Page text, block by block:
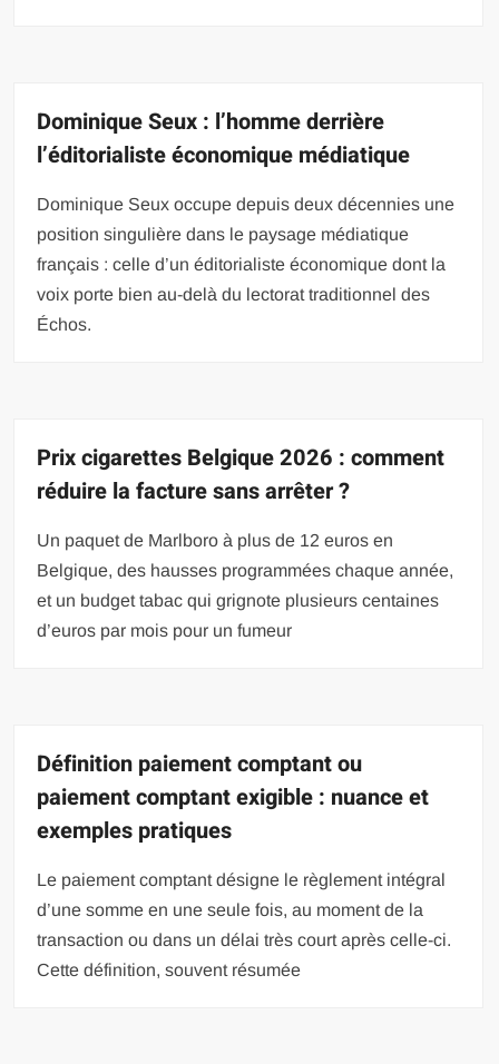
Dominique Seux : l’homme derrière
l’éditorialiste économique médiatique
Dominique Seux occupe depuis deux décennies une
position singulière dans le paysage médiatique
français : celle d’un éditorialiste économique dont la
voix porte bien au-delà du lectorat traditionnel des
Échos.
Prix cigarettes Belgique 2026 : comment
réduire la facture sans arrêter ?
Un paquet de Marlboro à plus de 12 euros en
Belgique, des hausses programmées chaque année,
et un budget tabac qui grignote plusieurs centaines
d’euros par mois pour un fumeur
Définition paiement comptant ou
paiement comptant exigible : nuance et
exemples pratiques
Le paiement comptant désigne le règlement intégral
d’une somme en une seule fois, au moment de la
transaction ou dans un délai très court après celle-ci.
Cette définition, souvent résumée